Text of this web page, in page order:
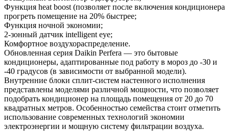
Функция heat boost (позволяет после включения кондиционера
прогреть помещение на 20% быстрее;
Функция ночной экономии;
2-зонный датчик intelligent eye;
Комфортное воздухораспределение.
Обновленная серия Daikin Perfera — это бытовые
кондиционеры, адаптированные под работу в мороз до -30 и
-40 градусов (в зависимости от выбранной модели).
Внутренние блоки сплит-систем настенного исполнения
представлены моделями различной мощности, что позволяет
подобрать кондиционер на площадь помещения от 20 до 70
квадратных метров. Особенностью семейства стоит отметить
использование современных технологий экономии
электроэнергии и мощную систему фильтрации воздуха.